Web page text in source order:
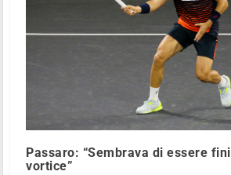
Passaro: “Sembrava di essere
vortice”